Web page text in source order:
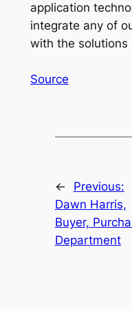
application
integrate any of
with the solutions
Source
←
Previous:
Dawn Harris,
Buyer,
Department